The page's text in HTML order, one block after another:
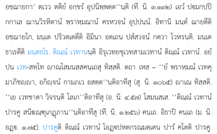
อชฺฌายกา’ ตฺเวว ตติยํ อกฺขรํ อุปนิพฺพตฺต’’นฺติ (ที. นิ. ๓.๑๓๒) เอวํ ปมกปฺปิ
กกาเล ฌานวิรหิตานํ พฺราหฺมณานํ ครหวจนํ อุปฺปนฺนํ. อิทานิ มนฺตํ ฌายตีติ
อชฺฌายโก, มนฺเต ปริวตฺเตตีติ อิมินา อตฺเถน ปสํสวจนํ กตฺวา โวหรนฺติ. มนฺเต
ธาเรตีติมนฺตธโร.ติณฺณํ เวทานนฺติ อิรุเวทยชุเวทสามเวทานํ ติณฺณํ เวทานํ. อยํ
ปน เวท-สทฺโท าณโสมนสฺสคนฺเถสุ ทิสฺสติ. ตถา เหส – ‘‘ยํ พฺราหฺมณํ เวทคุ
มาภิชฺา, อกิฺจนํ กามภเว อสตฺต’’นฺติอาทีสุ (สุ. นิ. ๑๐๖๕) าเณ ทิสฺสติ.
‘‘เย เวทชาตา วิจรนฺติ โลเก’’ติอาทีสุ (อ. นิ. ๔.๕๗) โสมนสฺเส. ‘‘ติณฺณํ เวทานํ
ปารคู สนิฆณฺฑุเกฏุภาน’’นฺติอาทีสุ (ที. นิ. ๑.๒๕๖) คนฺเถ. อิธาปิ คนฺเถ (ม. นิ.
อฏฺ. ๑.๗๕).ปารคูติ ติณฺณํ เวทานํ โอฏฺปหตกรณมตฺเตน ปารํ คโตติ ปารคู.